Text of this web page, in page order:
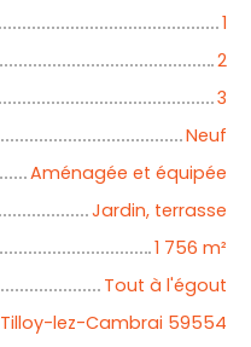
1
2
3
Neuf
Aménagée et équipée
Jardin, terrasse
1 756 m²
Tout à l'égout
Tilloy-lez-Cambrai 59554